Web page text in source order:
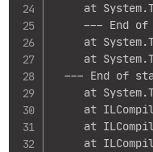
at
--- End of
at
at
--- End of
at
at
at
at